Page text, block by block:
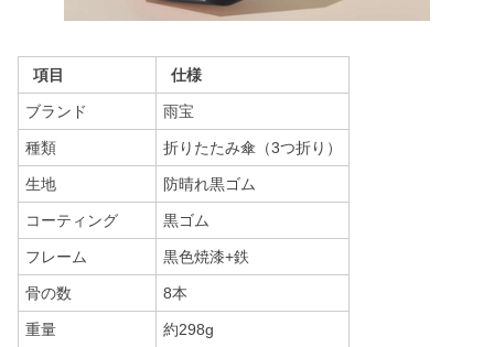
項目 仕様
ブランド 雨宝
種類 折りたたみ傘（3つ折り）
生地 防晴れ黒ゴム
コーティング 黒ゴム
フレーム 黒色焼漆+鉄
骨の数 8本
重量 約298g